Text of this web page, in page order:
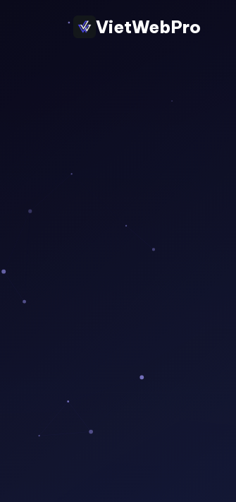
VietWebPro